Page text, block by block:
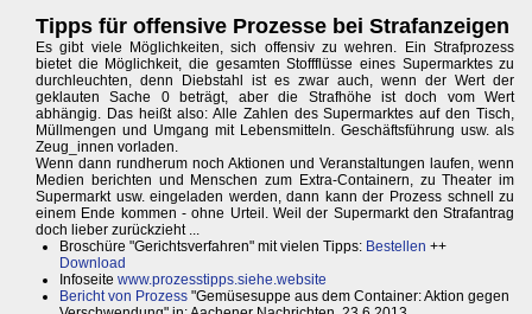
Tipps für offensive Prozesse bei Strafanzeigen
Es gibt viele Möglichkeiten, sich offensiv zu wehren. Ein Strafprozess
bietet die Möglichkeit, die gesamten Stoffflüsse eines Supermarktes zu
durchleuchten, denn Diebstahl ist es zwar auch, wenn der Wert der
geklauten Sache 0 beträgt, aber die Strafhöhe ist doch vom Wert
abhängig. Das heißt also: Alle Zahlen des Supermarktes auf den Tisch,
Müllmengen und Umgang mit Lebensmitteln. Geschäftsführung usw. als
Zeug_innen vorladen.
Wenn dann rundherum noch Aktionen und Veranstaltungen laufen, wenn
Medien berichten und Menschen zum Extra-Containern, zu Theater im
Supermarkt usw. eingeladen werden, dann kann der Prozess schnell zu
einem Ende kommen - ohne Urteil. Weil der Supermarkt den Strafantrag
doch lieber zurückzieht ...
Broschüre "Gerichtsverfahren" mit vielen Tipps: Bestellen ++
Download
Infoseite www.prozesstipps.siehe.website
Bericht von Prozess "Gemüsesuppe aus dem Container: Aktion gegen